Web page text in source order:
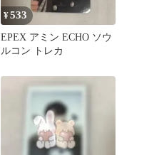
¥533
EPEX アミン ECHO ソウ
ルコン トレカ